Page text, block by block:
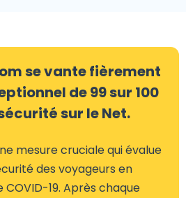
se vante fièrement
de 99 sur 100
sur le Net.
mesure cruciale qui évalue
des voyageurs en
19. Après chaque